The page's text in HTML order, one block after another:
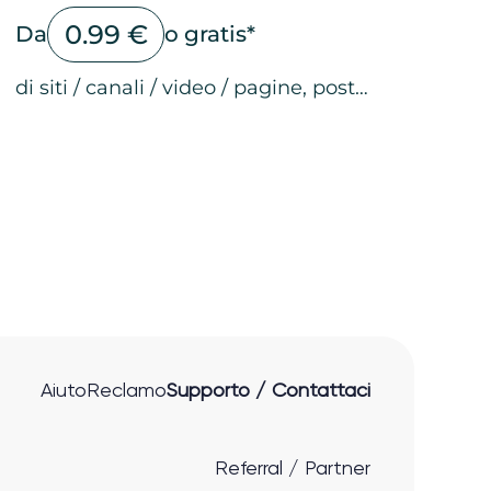
Da 0.99 € o gratis*
di siti / canali / video / pagine, post…
Aiuto ReclamoSupporto / Contattaci
Referral / Partner